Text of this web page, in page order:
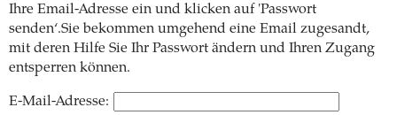
Ihre Email-Adresse ein und klicken auf 'Passwort
senden‘.Sie bekommen umgehend eine Email zugesandt,
mit deren Hilfe Sie Ihr Passwort ändern und Ihren Zugang
entsperren können.
E-Mail-Adresse: